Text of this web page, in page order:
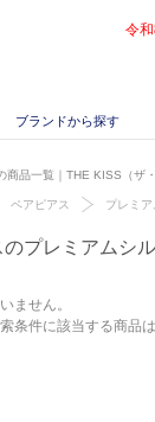
令
ブランドから探す
品一覧｜THE KISS（ザ
ペアピアス プレミ
のプレミアムシ
ません。
条件に該当する商品